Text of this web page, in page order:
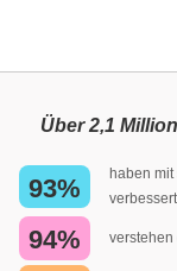
Über 2,1
93%
haben
verbessert
94% verstehen